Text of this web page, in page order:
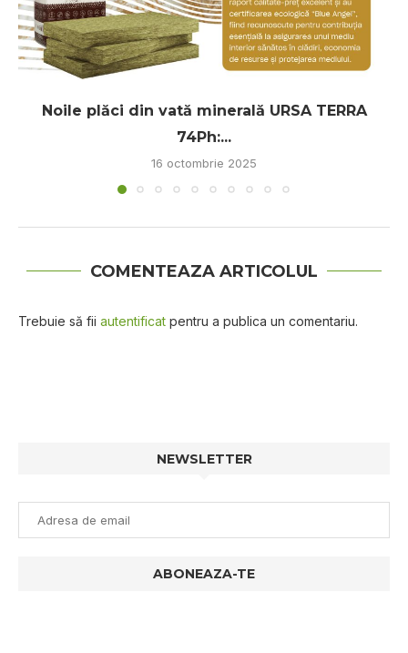
Noile plăci din vată minerală URSA TERRA
74Ph:...
16 octombrie 2025
COMENTEAZA ARTICOLUL
Trebuie să fii autentificat pentru a publica un comentariu.
NEWSLETTER